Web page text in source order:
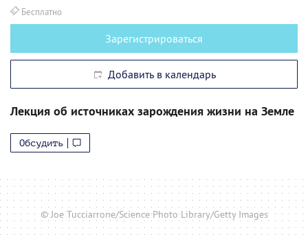
Бесплатно
Зарегистрироваться
Добавить в календарь
Лекция об источниках зарождения жизни на Земле
Обсудить
© Joe Tucciarrone/Science Photo Library/Getty Images